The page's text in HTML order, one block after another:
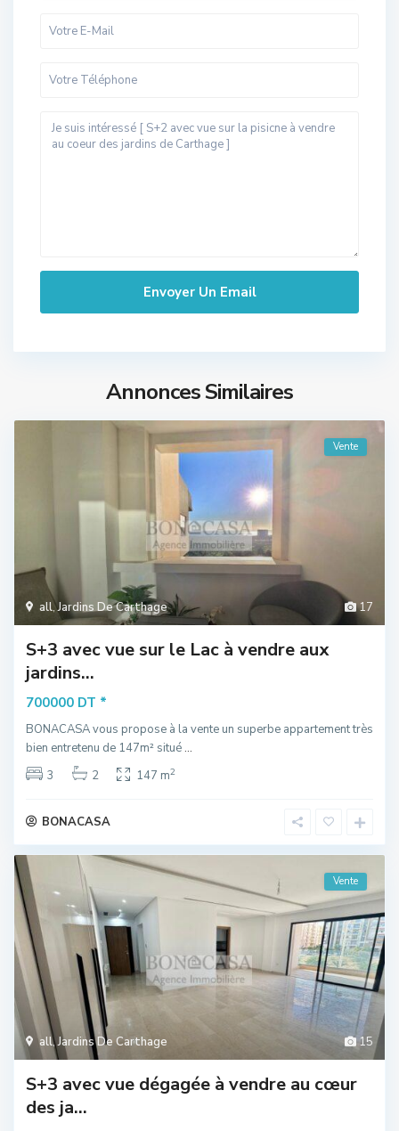
Annonces Similaires
17
all,Jardins De Carthage
Vente
S+3 avec vue sur le Lac à vendre aux
jardins...
700000 DT *
BONACASA vous propose à la vente un superbe appartement très
bien entretenu de 147m² situé...
3
2 147 m2
BONACASA
15
all,Jardins De Carthage
Vente
S+3 avec vue dégagée à vendre au cœur
des ja...